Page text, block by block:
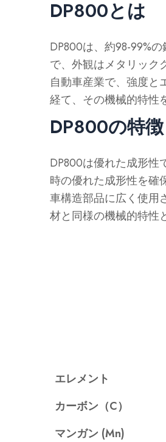
DP800とは
DP800は、約98-99%
で、外観はメタリック
自動車産業で、強度と
経て、その機械的特性
DP800の特徴
DP800は優れた成形性
時の優れた成形性を確
車構造部品に広く使用
材と同様の機械的特性
エレメント
カーボン（C）
マンガン (Mn)